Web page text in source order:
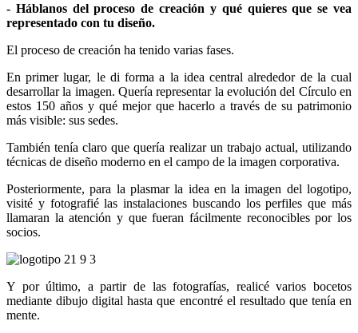
- Háblanos del proceso de creación y qué quieres que se vea
representado con tu diseño.
El proceso de creación ha tenido varias fases.
En primer lugar, le di forma a la idea central alrededor de la cual
desarrollar la imagen. Quería representar la evolución del Círculo en
estos 150 años y qué mejor que hacerlo a través de su patrimonio
más visible: sus sedes.
También tenía claro que quería realizar un trabajo actual, utilizando
técnicas de diseño moderno en el campo de la imagen corporativa.
Posteriormente, para la plasmar la idea en la imagen del logotipo,
visité y fotografié las instalaciones buscando los perfiles que más
llamaran la atención y que fueran fácilmente reconocibles por los
socios.
Y por último, a partir de las fotografías, realicé varios bocetos
mediante dibujo digital hasta que encontré el resultado que tenía en
mente.